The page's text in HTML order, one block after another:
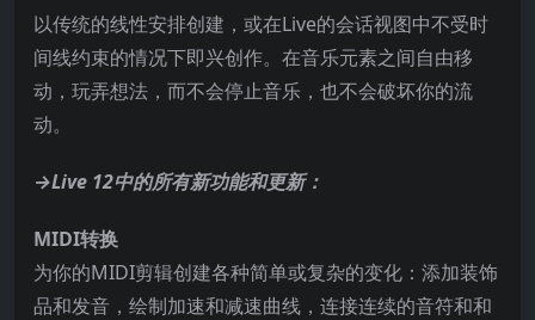
以传统的线性安排创建，或在Live的会话视图中不受时
间线约束的情况下即兴创作。在音乐元素之间自由移
动，玩弄想法，而不会停止音乐，也不会破坏你的流
动。
→Live 12中的所有新功能和更新：
MIDI转换
为你的MIDI剪辑创建各种简单或复杂的变化：添加装饰
品和发音，绘制加速和减速曲线，连接连续的音符和和